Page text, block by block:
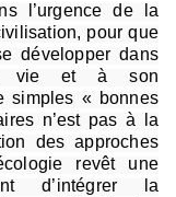
l’urgence de la
pour que
développer dans
vie et à son
simples « bonnes
n’est pas à la
des approches
revêt une
d’intégrer la